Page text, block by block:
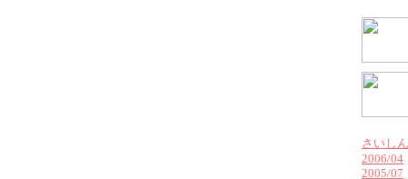
さいしん
2006/04
2005/07